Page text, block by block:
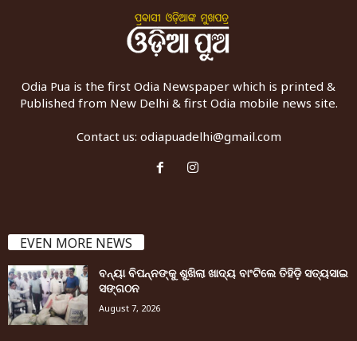
Odia Pua is the first Odia Newspaper which is printed &
Published from New Delhi & first Odia mobile news site.
Contact us: odiapuadelhi@gmail.com
EVEN MORE NEWS
ବନ୍ୟା ବିପନ୍ନଙ୍କୁ ଶୁଖିଲା ଖାଦ୍ୟ ବାଂଟିଲେ ତିହିଡି଼ ସତ୍ୟସାଇ
ସଙ୍ଗଠନ
August 7, 2026